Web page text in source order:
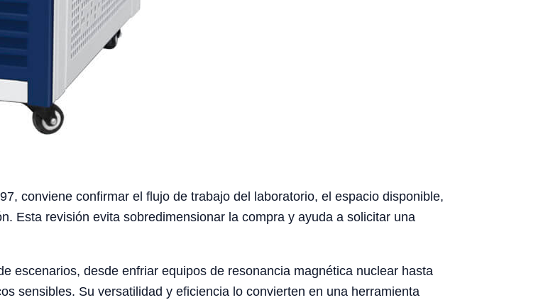
conviene confirmar el flujo de trabajo del laboratorio, el espacio disponible,
Esta revisión evita sobredimensionar la compra y ayuda a solicitar una
escenarios, desde enfriar equipos de resonancia magnética nuclear hasta
sensibles. Su versatilidad y eficiencia lo convierten en una herramienta